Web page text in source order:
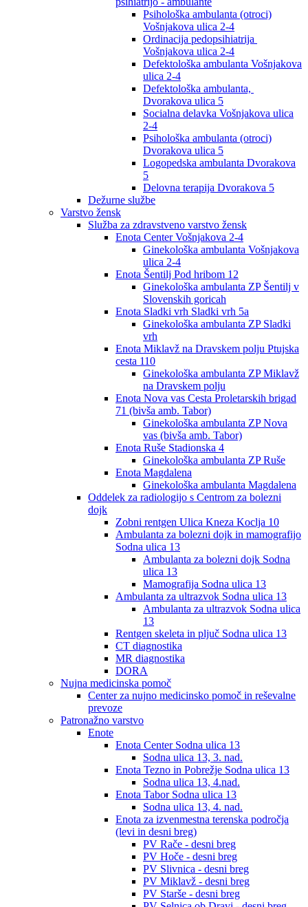
Psihološka ambulanta (otroci)
Vošnjakova ulica 2-4
Ordinacija pedopsihiatrija
Vošnjakova ulica 2-4
Defektološka ambulanta Vošnjakova
ulica 2-4
Defektološka ambulanta,
Dvorakova ulica 5
Socialna delavka Vošnjakova ulica
2-4
Psihološka ambulanta (otroci)
Dvorakova ulica 5
Logopedska ambulanta Dvorakova
5
Delovna terapija Dvorakova 5
Dežurne službe
Varstvo žensk
Služba za zdravstveno varstvo žensk
Enota Center Vošnjakova 2-4
Ginekološka ambulanta Vošnjakova
ulica 2-4
Enota Šentilj Pod hribom 12
Ginekološka ambulanta ZP Šentilj v
Slovenskih goricah
Enota Sladki vrh Sladki vrh 5a
Ginekološka ambulanta ZP Sladki
vrh
Enota Miklavž na Dravskem polju Ptujska
cesta 110
Ginekološka ambulanta ZP Miklavž
na Dravskem polju
Enota Nova vas Cesta Proletarskih brigad
71 (bivša amb. Tabor)
Ginekološka ambulanta ZP Nova
vas (bivša amb. Tabor)
Enota Ruše Stadionska 4
Ginekološka ambulanta ZP Ruše
Enota Magdalena
Ginekološka ambulanta Magdalena
Oddelek za radiologijo s Centrom za bolezni
dojk
Zobni rentgen Ulica Kneza Koclja 10
Ambulanta za bolezni dojk in mamografijo
Sodna ulica 13
Ambulanta za bolezni dojk Sodna
ulica 13
Mamografija Sodna ulica 13
Ambulanta za ultrazvok Sodna ulica 13
Ambulanta za ultrazvok Sodna ulica
13
Rentgen skeleta in pljuč Sodna ulica 13
CT diagnostika
MR diagnostika
DORA
Nujna medicinska pomoč
Center za nujno medicinsko pomoč in reševalne
prevoze
Patronažno varstvo
Enote
Enota Center Sodna ulica 13
Sodna ulica 13, 3. nad.
Enota Tezno in Pobrežje Sodna ulica 13
Sodna ulica 13, 4.nad.
Enota Tabor Sodna ulica 13
Sodna ulica 13, 4. nad.
Enota za izvenmestna terenska področja
(levi in desni breg)
PV Rače - desni breg
PV Hoče - desni breg
PV Slivnica - desni breg
PV Miklavž - desni breg
PV Starše - desni breg